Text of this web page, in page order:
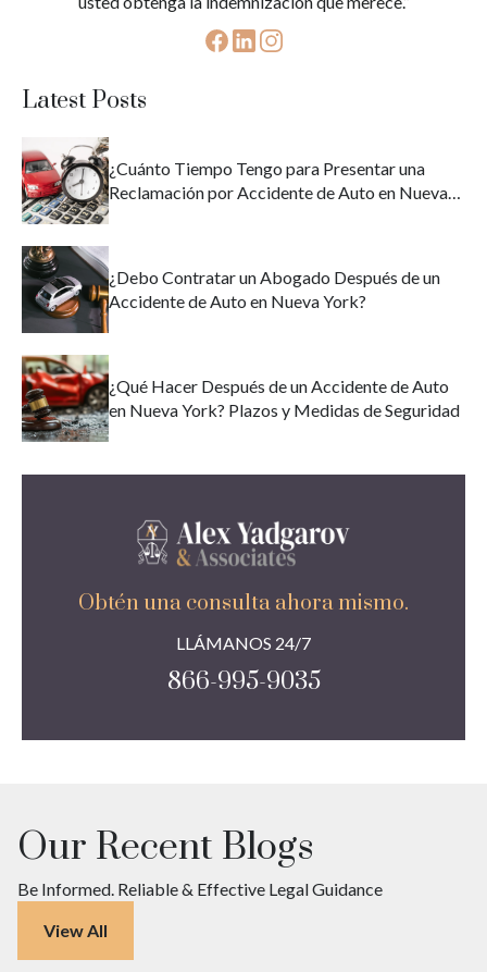
Latest Posts
¿Cuánto Tiempo Tengo para Presentar una
Reclamación por Accidente de Auto en Nueva
¿Debo Contratar un Abogado Después de un
Accidente de Auto en Nueva York?
¿Qué Hacer Después de un Accidente de Auto
en Nueva York? Plazos y Medidas de Seguridad
Obtén una consulta ahora mismo.
LLÁMANOS 24/7
866-995-9035
Our Recent Blogs
Be Informed. Reliable & Effective Legal Guidance
View All